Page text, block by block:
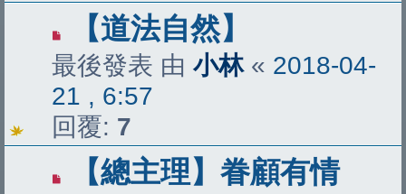
【道法自然】
最後發表 由 小林« 2018-04-
21 , 6:57
回覆: 7
【總主理】眷顧有情